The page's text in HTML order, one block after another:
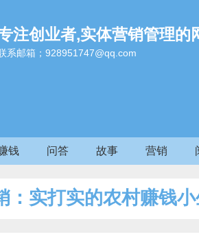
注创业者,实体营销管理的
系邮箱；928951747@qq.com
钱 问答 故事 营销
：实打实的农村赚钱